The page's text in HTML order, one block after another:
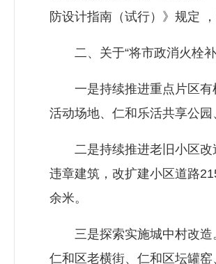
防设计指南（试行）》规定
二、关于“将市政消火栓补
一是持续推进重点片区有
活动场地、仁和乐活共享公
二是持续推进老旧小区改
违章建筑，改扩建小区道路
余米。
三是探索实施城中村改造
仁和区老横街、仁和区坛罐